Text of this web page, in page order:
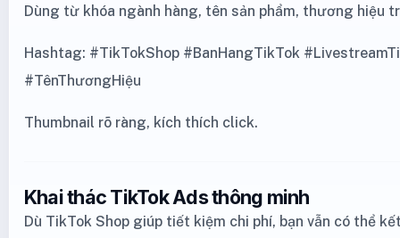
Dùng từ khóa ngành hàng, tên sản phẩm, thương hiệu
Hashtag: #TikTokShop #BanHangTikTok
#TênThươngHiệu
Thumbnail rõ ràng, kích thích click.
Khai thác TikTok Ads thông minh
Dù TikTok Shop giúp tiết kiệm chi phí, bạn vẫn có thể